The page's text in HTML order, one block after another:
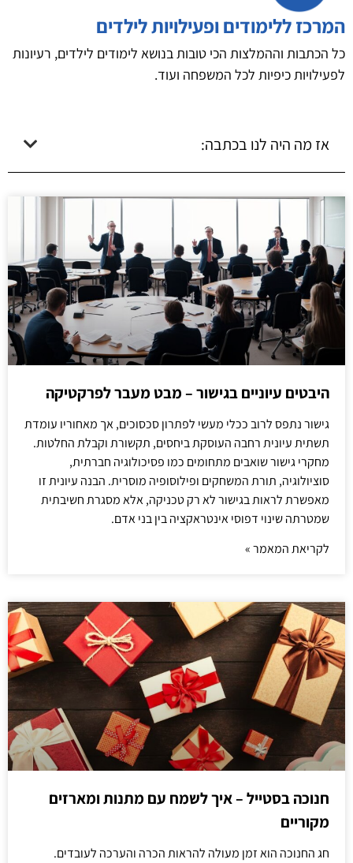
המרכז ללימודים ופעילויות לילדים
כל הכתבות וההמלצות הכי טובות בנושא לימודים לילדים, רעיונות
לפעילויות כיפיות לכל המשפחה ועוד.
אז מה היה לנו בכתבה:
היבטים עיוניים בגישור – מבט מעבר לפרקטיקה
גישור נתפס לרוב ככלי מעשי לפתרון סכסוכים, אך מאחוריו עומדת
תשתית עיונית רחבה העוסקת ביחסים, תקשורת וקבלת החלטות.
מחקרי גישור שואבים מתחומים כמו פסיכולוגיה חברתית,
סוציולוגיה, תורת המשחקים ופילוסופיה מוסרית. הבנה עיונית זו
מאפשרת לראות בגישור לא רק טכניקה, אלא מסגרת חשיבתית
שמטרתה שינוי דפוסי אינטראקציה בין בני אדם.
לקריאת המאמר »
חנוכה בסטייל – איך לשמח עם מתנות ומארזים
מקוריים
חג החנוכה הוא זמן מעולה להראות הכרה והערכה לעובדים.